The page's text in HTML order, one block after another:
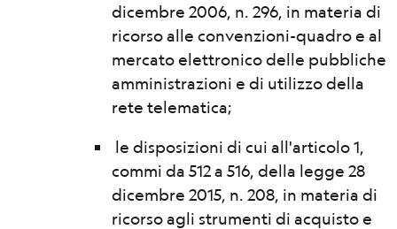
dicembre 2006, n. 296, in materia di
ricorso alle convenzioni-quadro e al
mercato elettronico delle pubbliche
amministrazioni e di utilizzo della
rete telematica;
le disposizioni di cui all'articolo 1,
commi da 512 a 516, della legge 28
dicembre 2015, n. 208, in materia di
ricorso agli strumenti di acquisto e